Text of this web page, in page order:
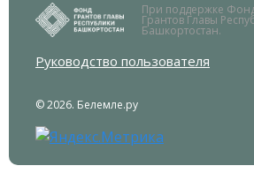
При поддержке
Грантов Главы
Башкортостан.
Руководство пользователя
© 2026. Белемле.ру